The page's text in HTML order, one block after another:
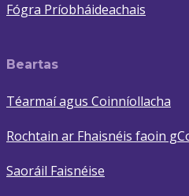
Fógra Príobháideachais
Beartas
Téarmaí agus Coinníollacha
Rochtain ar Fhaisnéis faoin
Saoráil Faisnéise